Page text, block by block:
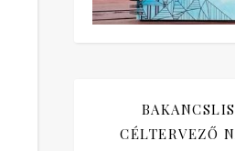
CÉLTERVEZŐ